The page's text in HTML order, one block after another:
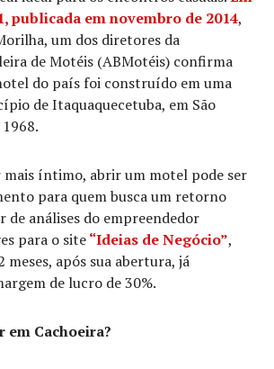
publicada em novembro de 2014,
um dos diretores da
de Motéis (ABMotéis) confirma
do país foi construído em uma
de Itaquaquecetuba, em São
mais íntimo, abrir um motel pode ser
para quem busca um retorno
análises do empreendedor
para o site“Ideias de Negócio”,
meses, após sua abertura, já
de lucro de 30%.
em Cachoeira?